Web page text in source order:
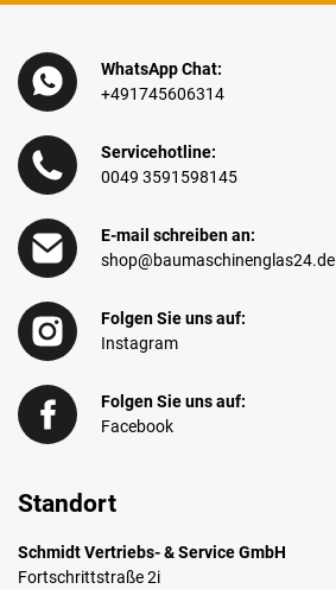
WhatsApp Chat:
+491745606314
Servicehotline:
0049 3591598145
E-mail schreiben an:
shop@baumaschinenglas24.de
Folgen Sie uns auf:
Instagram
Folgen Sie uns auf:
Facebook
Standort
Schmidt Vertriebs- & Service GmbH
Fortschrittstraße 2i